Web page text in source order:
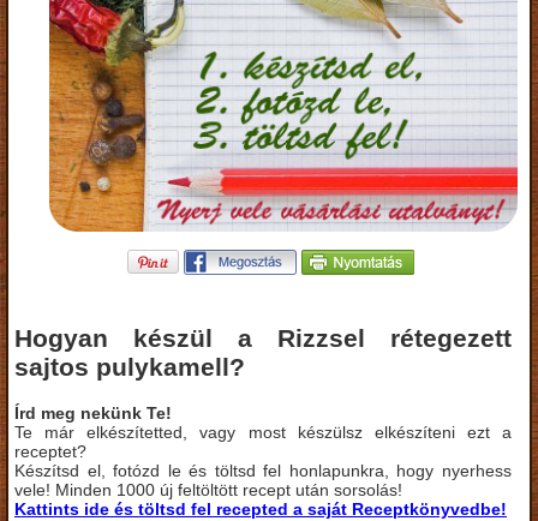
Hogyan készül a Rizzsel rétegezett
sajtos pulykamell?
Írd meg nekünk Te!
Te már elkészítetted, vagy most készülsz elkészíteni ezt a
receptet?
Készítsd el, fotózd le és töltsd fel honlapunkra, hogy nyerhess
vele! Minden 1000 új feltöltött recept után sorsolás!
Kattints ide és töltsd fel recepted a saját Receptkönyvedbe!